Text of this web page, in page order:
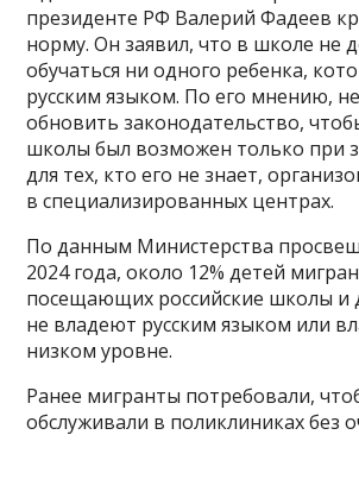
президенте РФ Валерий Фадеев
норму. Он заявил, что в школе не
обучаться ни одного ребенка,
русским языком. По его мнению,
обновить законодательство,
школы был возможен только при
для тех, кто его не знает,
в специализированных центрах.
По данным Министерства
2024 года, около 12% детей
посещающих российские школы и
не владеют русским языком или
низком уровне.
Ранее мигранты потребовали,
обслуживали в поликлиниках без